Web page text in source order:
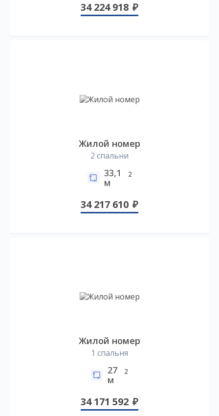
34 224 918
Жилой номер
2 спальни
33,1
м
2
34 217 610
Жилой номер
1 спальня
27
м
2
34 171 592